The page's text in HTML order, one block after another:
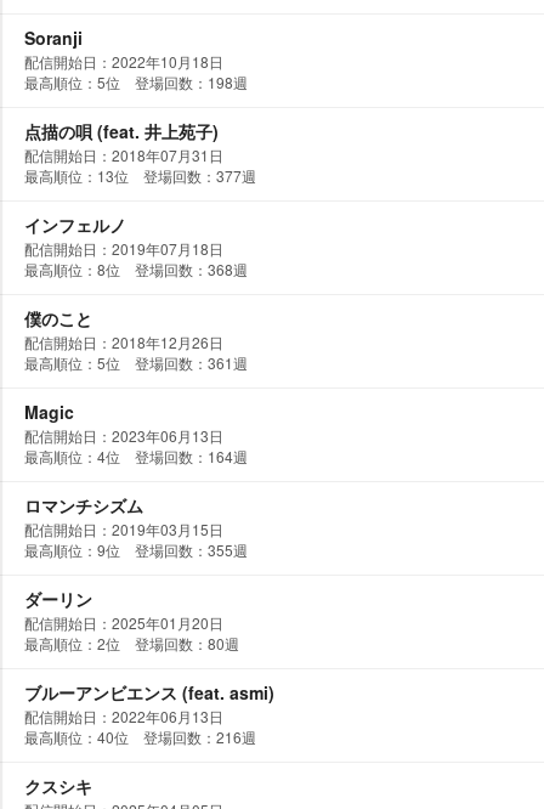
Soranji
配信開始日：2022年10月18日
最高順位：5位 登場回数：198週
点描の唄 (feat. 井上苑子)
配信開始日：2018年07月31日
最高順位：13位 登場回数：377週
インフェルノ
配信開始日：2019年07月18日
最高順位：8位 登場回数：368週
僕のこと
配信開始日：2018年12月26日
最高順位：5位 登場回数：361週
Magic
配信開始日：2023年06月13日
最高順位：4位 登場回数：164週
ロマンチシズム
配信開始日：2019年03月15日
最高順位：9位 登場回数：355週
ダーリン
配信開始日：2025年01月20日
最高順位：2位 登場回数：80週
ブルーアンビエンス (feat. asmi)
配信開始日：2022年06月13日
最高順位：40位 登場回数：216週
クスシキ